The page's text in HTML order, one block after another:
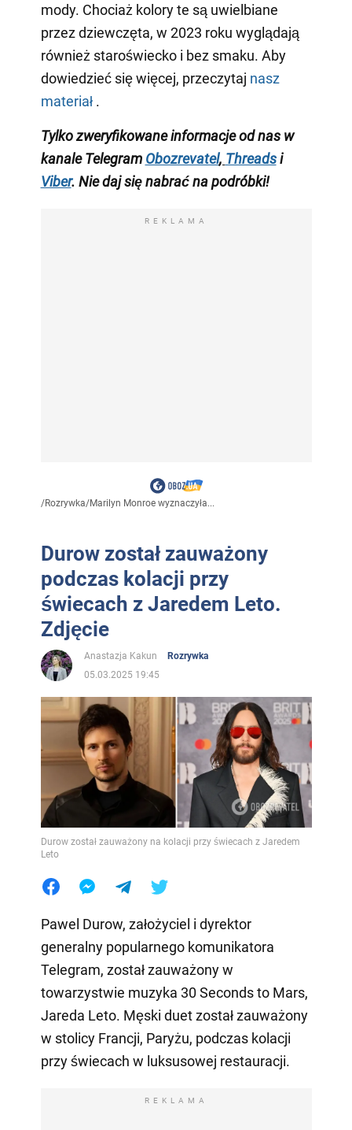
mody. Chociaż kolory te są uwielbiane
przez dziewczęta, w 2023 roku wyglądają
również staroświecko i bez smaku. Aby
dowiedzieć się więcej, przeczytaj nasz
materiał .
Tylko zweryfikowane informacje od nas w
kanale Telegram Obozrevatel, Threads i
Viber. Nie daj się nabrać na podróbki!
REKLAMA
/Rozrywka/Marilyn Monroe wyznaczyła...
Durow został zauważony
podczas kolacji przy
świecach z Jaredem Leto.
Zdjęcie
Anastazja Kakun
Rozrywka
05.03.2025 19:45
Durow został zauważony na kolacji przy świecach z Jaredem
Leto
Pawel Durow, założyciel i dyrektor
generalny popularnego komunikatora
Telegram, został zauważony w
towarzystwie muzyka 30 Seconds to Mars,
Jareda Leto. Męski duet został zauważony
w stolicy Francji, Paryżu, podczas kolacji
przy świecach w luksusowej restauracji.
REKLAMA